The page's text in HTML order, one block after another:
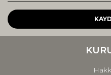
Ürün resmi kalitesiz,
Ürün açıklamasında eksik
Ürün fiyatı diğer sitelerden